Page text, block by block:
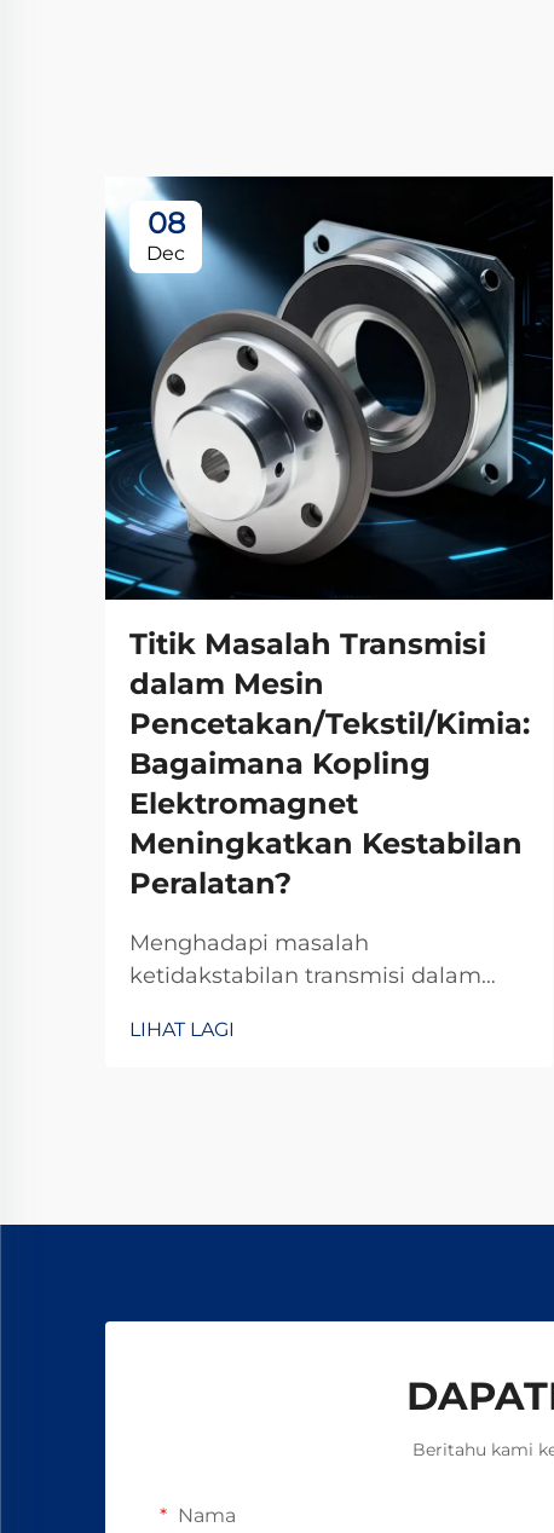
08
Dec
Titik Masalah Transmisi
dalam Mesin
Pencetakan/Tekstil/Kimia:
Bagaimana Kopling
Elektromagnet
Meningkatkan Kestabilan
Peralatan?
Menghadapi masalah
ketidakstabilan transmisi dalam
kimia? Kopling elektromagnetik TJ-
LIHAT LAGI
Beritahu kami
Nama